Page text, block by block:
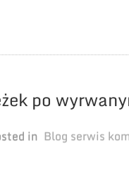
po
in Blog serwis